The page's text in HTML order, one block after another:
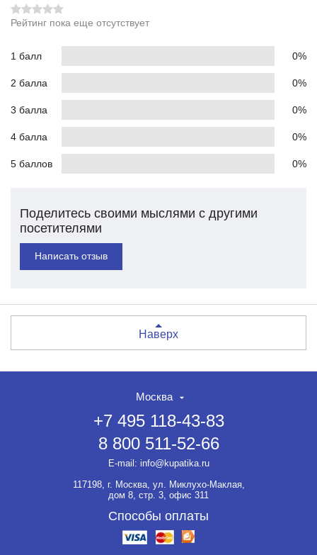
Рейтинг пока еще отсутствует
1 балл 0%
2 балла 0%
3 балла 0%
4 балла 0%
5 баллов 0%
Поделитесь своими мыслями с другими
посетителями
Написать отзыв
Наверх
Москва
+7 495 118-43-83
8 800 511-52-66
E-mail: info@kupatika.ru
117198, г. Москва, ул. Миклухо-Маклая,
дом 8, стр. 3, офис 311
Способы оплаты